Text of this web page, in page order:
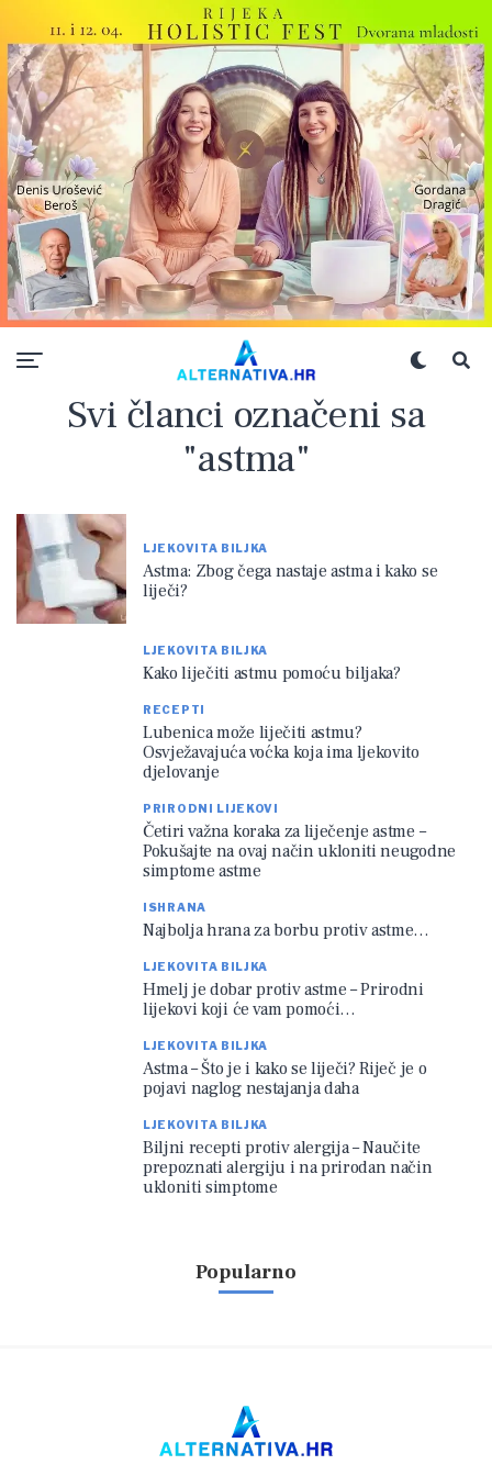
Svi članci označeni sa
"astma"
LJEKOVITA BILJKA
Astma: Zbog čega nastaje astma i kako se
liječi?
LJEKOVITA BILJKA
Kako liječiti astmu pomoću biljaka?
RECEPTI
Lubenica može liječiti astmu?
Osvježavajuća voćka koja ima ljekovito
djelovanje
PRIRODNI LIJEKOVI
Četiri važna koraka za liječenje astme –
Pokušajte na ovaj način ukloniti neugodne
simptome astme
ISHRANA
Najbolja hrana za borbu protiv astme…
LJEKOVITA BILJKA
Hmelj je dobar protiv astme – Prirodni
lijekovi koji će vam pomoći…
LJEKOVITA BILJKA
Astma – Što je i kako se liječi? Riječ je o
pojavi naglog nestajanja daha
LJEKOVITA BILJKA
Biljni recepti protiv alergija – Naučite
prepoznati alergiju i na prirodan način
ukloniti simptome
Popularno